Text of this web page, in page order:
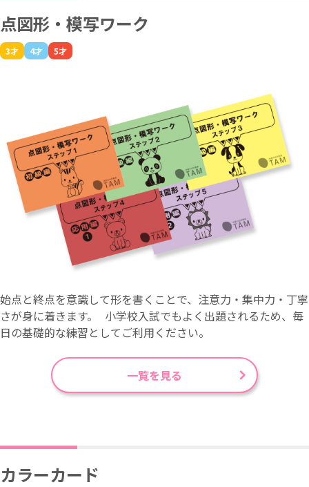
点図形・模写ワーク
3才 4才 5才
始点と終点を意識して形を書くことで、注意力・集中力・丁寧
さが身に着きます。 小学校入試でもよく出題されるため、毎
日の基礎的な練習としてご利用ください。
一覧を見る
カラーカード